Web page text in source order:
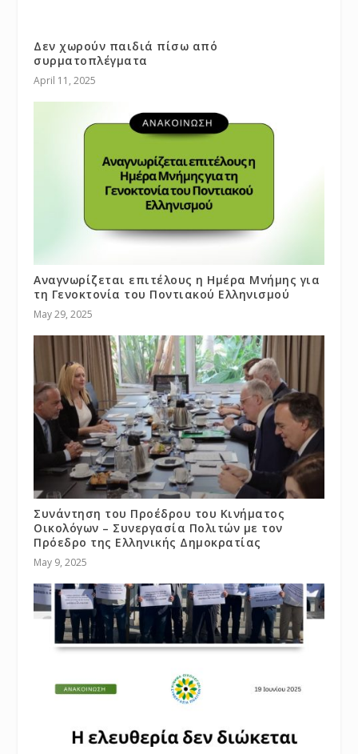
Δεν χωρούν παιδιά πίσω από
συρματοπλέγματα
April 11, 2025
Αναγνωρίζεται επιτέλους η Ημέρα Μνήμης για
τη Γενοκτονία του Ποντιακού Ελληνισμού
May 29, 2025
Συνάντηση του Προέδρου του Κινήματος
Οικολόγων – Συνεργασία Πολιτών με τον
Πρόεδρο της Ελληνικής Δημοκρατίας
May 9, 2025